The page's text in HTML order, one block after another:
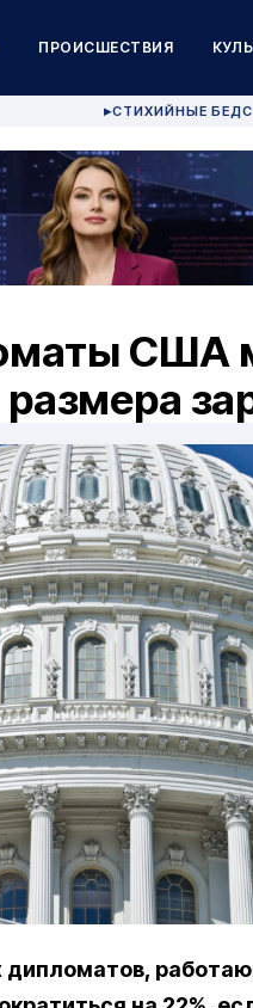
ПРОИСШЕСТВИЯ
▶СТИХИЙНЫЕ
США
дипломатов,